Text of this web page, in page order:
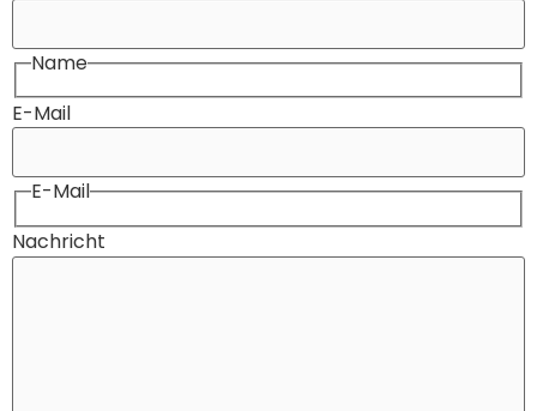
Name
E-Mail
E-Mail
Nachricht